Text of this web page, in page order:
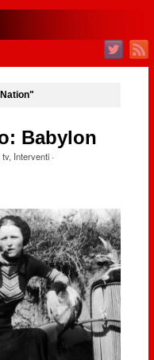
Babylon
tv, Interventi·